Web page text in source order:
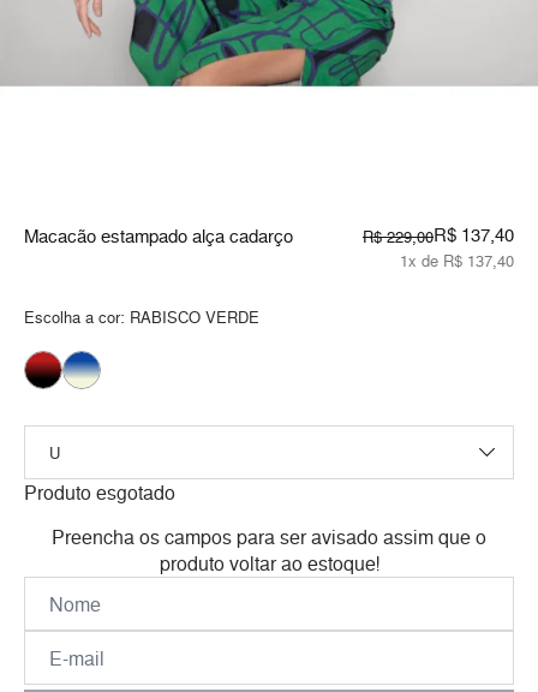
Macacão estampado alça cadarço R$ 229,00R$ 137,40
1x de R$ 137,40
Escolha a cor: RABISCO VERDE
Produto esgotado
Preencha os campos para ser avisado assim que o
produto voltar ao estoque!